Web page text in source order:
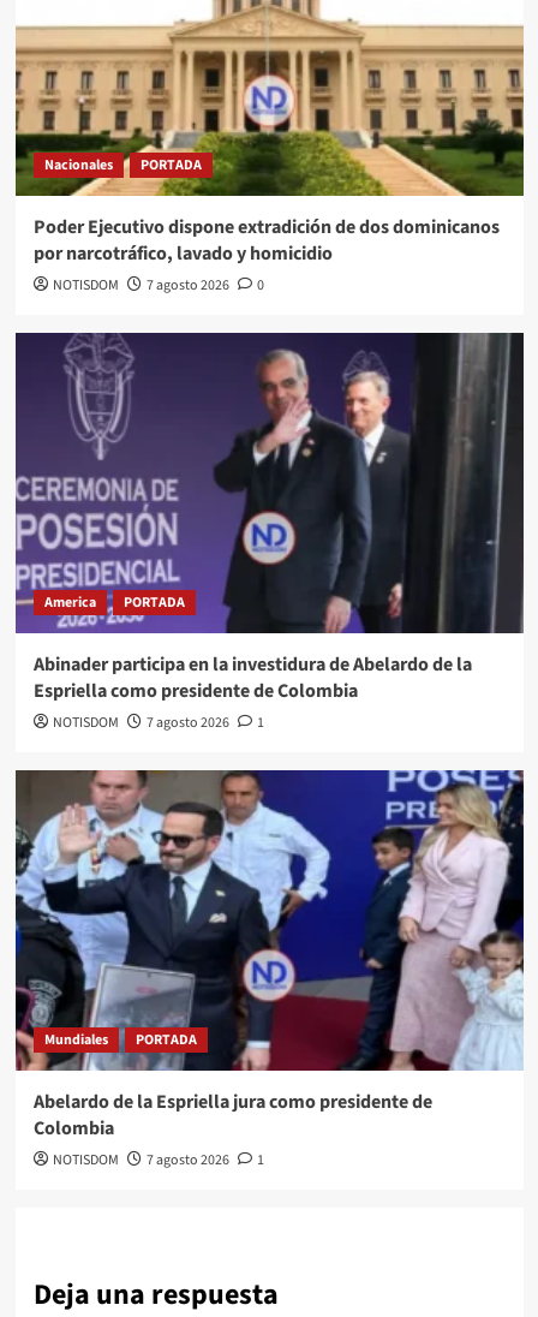
Nacionales PORTADA
Poder Ejecutivo dispone extradición de dos dominicanos
por narcotráfico, lavado y homicidio
NOTISDOM 7 agosto 2026 0
America PORTADA
Abinader participa en la investidura de Abelardo de la
Espriella como presidente de Colombia
NOTISDOM 7 agosto 2026 1
Mundiales PORTADA
Abelardo de la Espriella jura como presidente de
Colombia
NOTISDOM 7 agosto 2026 1
Deja una respuesta